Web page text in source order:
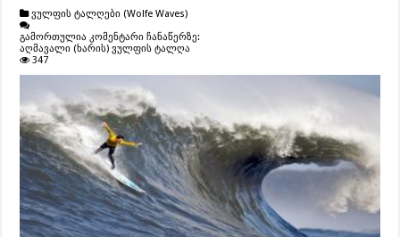
ვულფის ტალღები (Wolfe Waves)
გამორთულია კომენტარი ჩანაწერზე:
აღმავალი (ხარის) ვულფის ტალღა
347